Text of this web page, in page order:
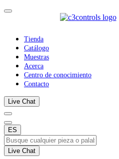
Tienda
Catálogo
Muestras
Acerca
Centro de conocimiento
Contacto
Live Chat
ES
Live Chat